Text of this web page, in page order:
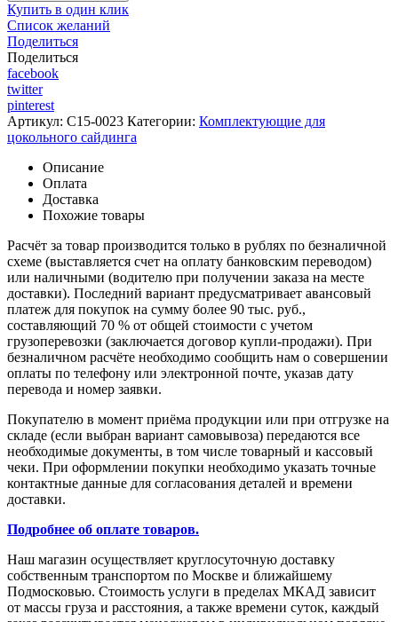
Купить в один клик
Список желаний
Поделиться
Поделиться
facebook
twitter
pinterest
Артикул: C15-0023 Категории: Комплектующие для
цокольного сайдинга
Описание
Оплата
Доставка
Похожие товары
Расчёт за товар производится только в рублях по безналичной
схеме (выставляется счет на оплату банковским переводом)
или наличными (водителю при получении заказа на месте
доставки). Последний вариант предусматривает авансовый
платеж для покупок на сумму более 90 тыс. руб.,
составляющий 70 % от общей стоимости с учетом
грузоперевозки (заключается договор купли-продажи). При
безналичном расчёте необходимо сообщить нам о совершении
оплаты по телефону или электронной почте, указав дату
перевода и номер заявки.
Покупателю в момент приёма продукции или при отгрузке на
складе (если выбран вариант самовывоза) передаются все
необходимые документы, в том числе товарный и кассовый
чеки. При оформлении покупки необходимо указать точные
контактные данные для согласования деталей и времени
доставки.
Подробнее об оплате товаров.
Наш магазин осуществляет круглосуточную доставку
собственным транспортом по Москве и ближайшему
Подмосковью. Стоимость услуги в пределах МКАД зависит
от массы груза и расстояния, а также времени суток, каждый